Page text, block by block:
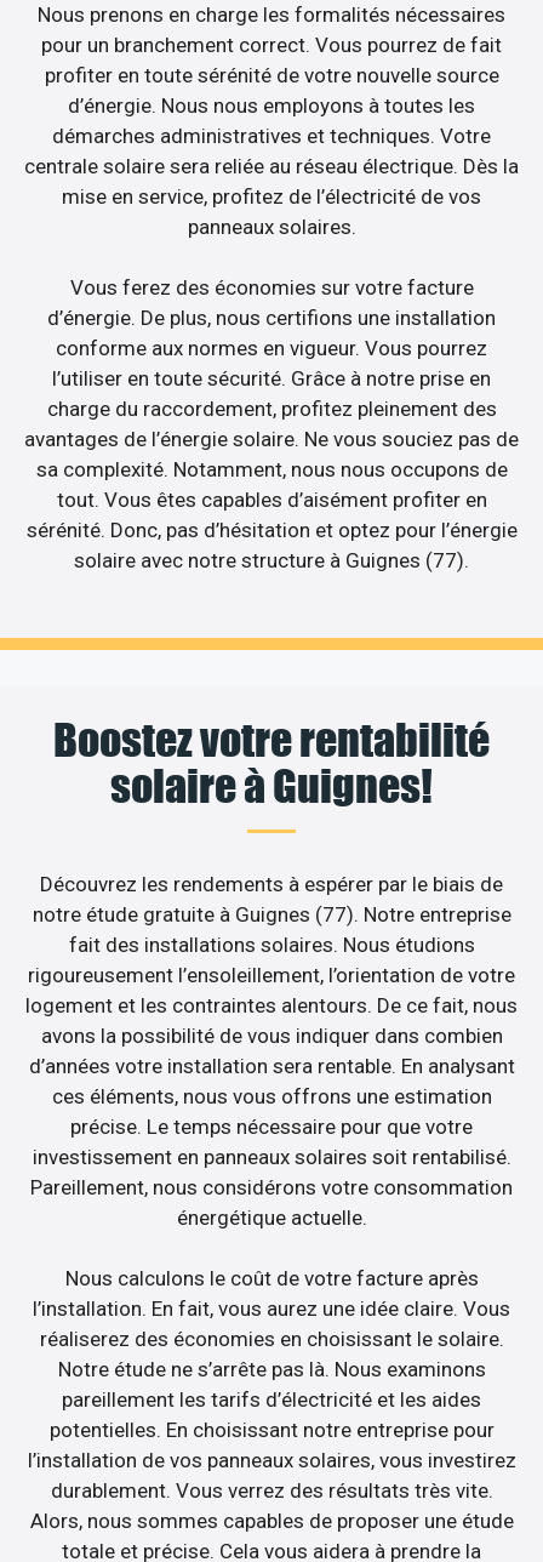
Nous prenons en charge les formalités nécessaires
pour un branchement correct. Vous pourrez de fait
profiter en toute sérénité de votre nouvelle source
d’énergie. Nous nous employons à toutes les
démarches administratives et techniques. Votre
centrale solaire sera reliée au réseau électrique. Dès la
mise en service, profitez de l’électricité de vos
panneaux solaires.
Vous ferez des économies sur votre facture
d’énergie. De plus, nous certifions une installation
conforme aux normes en vigueur. Vous pourrez
l’utiliser en toute sécurité. Grâce à notre prise en
charge du raccordement, profitez pleinement des
avantages de l’énergie solaire. Ne vous souciez pas de
sa complexité. Notamment, nous nous occupons de
tout. Vous êtes capables d’aisément profiter en
sérénité. Donc, pas d’hésitation et optez pour l’énergie
solaire avec notre structure à Guignes (77).
Boostez votre rentabilité
solaire à Guignes!
Découvrez les rendements à espérer par le biais de
notre étude gratuite à Guignes (77). Notre entreprise
fait des installations solaires. Nous étudions
rigoureusement l’ensoleillement, l’orientation de votre
logement et les contraintes alentours. De ce fait, nous
avons la possibilité de vous indiquer dans combien
d’années votre installation sera rentable. En analysant
ces éléments, nous vous offrons une estimation
précise. Le temps nécessaire pour que votre
investissement en panneaux solaires soit rentabilisé.
Pareillement, nous considérons votre consommation
énergétique actuelle.
Nous calculons le coût de votre facture après
l’installation. En fait, vous aurez une idée claire. Vous
réaliserez des économies en choisissant le solaire.
Notre étude ne s’arrête pas là. Nous examinons
pareillement les tarifs d’électricité et les aides
potentielles. En choisissant notre entreprise pour
l’installation de vos panneaux solaires, vous investirez
durablement. Vous verrez des résultats très vite.
Alors, nous sommes capables de proposer une étude
totale et précise. Cela vous aidera à prendre la